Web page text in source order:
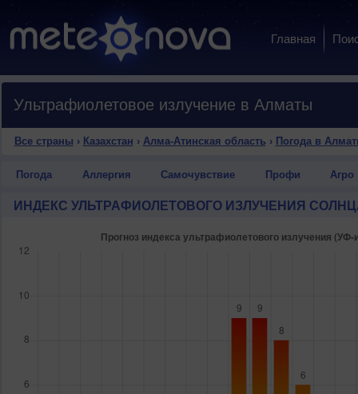
Главная
Ультрафиолетовое излучение в Алматы
Все страны › Казахстан › Алма-Атинская область › Погода в
Погода Аллергия Самочувствие Профи Агро
ИНДЕКС УЛЬТРАФИОЛЕТОВОГО ИЗЛУЧЕНИЯ